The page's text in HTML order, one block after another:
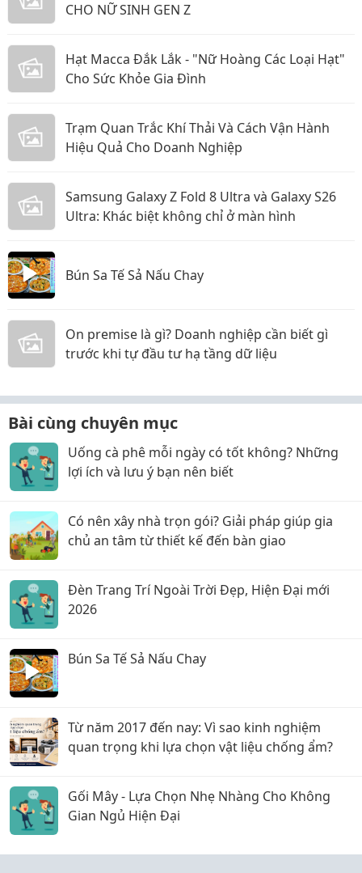
CHO NỮ SINH GEN Z
Hạt Macca Đắk Lắk - "Nữ Hoàng Các Loại Hạt"
Cho Sức Khỏe Gia Đình
Trạm Quan Trắc Khí Thải Và Cách Vận Hành
Hiệu Quả Cho Doanh Nghiệp
Samsung Galaxy Z Fold 8 Ultra và Galaxy S26
Ultra: Khác biệt không chỉ ở màn hình
Bún Sa Tế Sả Nấu Chay
On premise là gì? Doanh nghiệp cần biết gì
trước khi tự đầu tư hạ tầng dữ liệu
Bài cùng chuyên mục
Uống cà phê mỗi ngày có tốt không? Những
lợi ích và lưu ý bạn nên biết
Có nên xây nhà trọn gói? Giải pháp giúp gia
chủ an tâm từ thiết kế đến bàn giao
Đèn Trang Trí Ngoài Trời Đẹp, Hiện Đại mới
2026
Bún Sa Tế Sả Nấu Chay
Từ năm 2017 đến nay: Vì sao kinh nghiệm
quan trọng khi lựa chọn vật liệu chống ẩm?
Gối Mây - Lựa Chọn Nhẹ Nhàng Cho Không
Gian Ngủ Hiện Đại